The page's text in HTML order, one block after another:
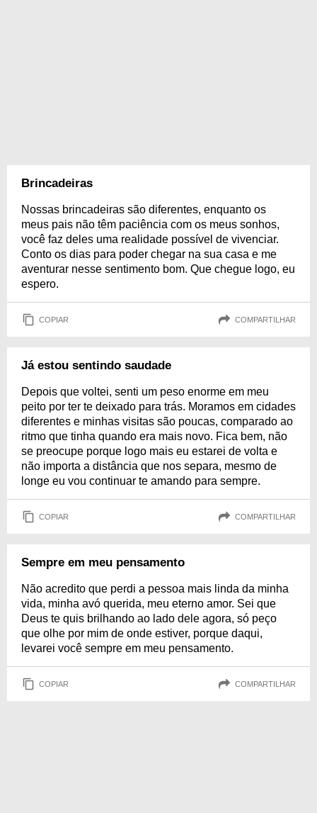
Brincadeiras
Nossas brincadeiras são diferentes, enquanto os
meus pais não têm paciência com os meus sonhos,
você faz deles uma realidade possível de vivenciar.
Conto os dias para poder chegar na sua casa e me
aventurar nesse sentimento bom. Que chegue logo, eu
espero.
COPIAR COMPARTILHAR
Já estou sentindo saudade
Depois que voltei, senti um peso enorme em meu
peito por ter te deixado para trás. Moramos em cidades
diferentes e minhas visitas são poucas, comparado ao
ritmo que tinha quando era mais novo. Fica bem, não
se preocupe porque logo mais eu estarei de volta e
não importa a distância que nos separa, mesmo de
longe eu vou continuar te amando para sempre.
COPIAR COMPARTILHAR
Sempre em meu pensamento
Não acredito que perdi a pessoa mais linda da minha
vida, minha avó querida, meu eterno amor. Sei que
Deus te quis brilhando ao lado dele agora, só peço
que olhe por mim de onde estiver, porque daqui,
levarei você sempre em meu pensamento.
COPIAR COMPARTILHAR